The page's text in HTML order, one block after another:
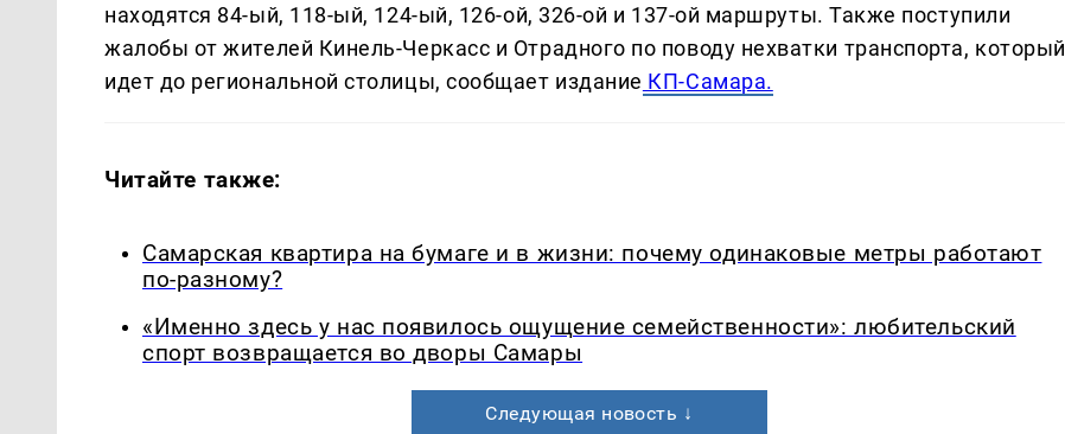
находятся 84-ый, 118-ый, 124-ый, 126-ой, 326-ой и 137-ой маршруты. Также поступили
жалобы от жителей Кинель-Черкасс и Отрадного по поводу нехватки транспорта, который
идет до региональной столицы, сообщает издание КП-Самара.
Читайте также:
Самарская квартира на бумаге и в жизни: почему одинаковые метры работают
по-разному?
«Именно здесь у нас появилось ощущение семейственности»: любительский
спорт возвращается во дворы Самары
Следующая новость ↓